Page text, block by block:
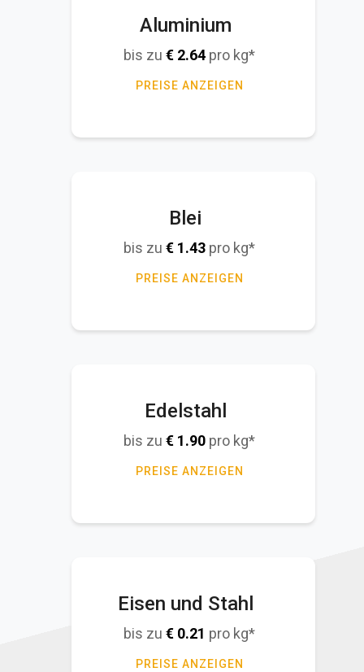
Aluminium
bis zu € 2.64 pro kg*
PREISE ANZEIGEN
Blei
bis zu € 1.43 pro kg*
PREISE ANZEIGEN
Edelstahl
bis zu € 1.90 pro kg*
PREISE ANZEIGEN
Eisen und Stahl
bis zu € 0.21 pro kg*
PREISE ANZEIGEN